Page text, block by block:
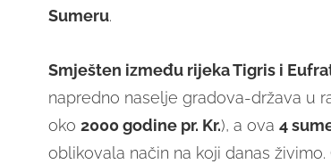
Sumeru.
Smješten između rijeka Tigris i
napredno naselje gradova-država u
oko 2000 godine pr. Kr.), a ova 4
oblikovala način na koji danas